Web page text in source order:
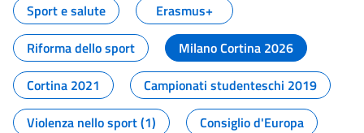
Sport e salute
Erasmus+
Riforma dello sport
Milano Cortina 2026
Cortina 2021
Campionati studenteschi 2019
Violenza nello sport (1)
Consiglio d'Europa